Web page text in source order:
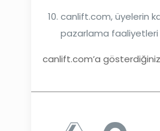
canlift.com, üyelerin
pazarlama faaliyetleri
canlift.com’a